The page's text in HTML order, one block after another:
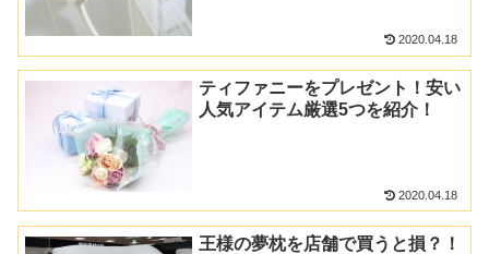
2020.04.18
ティファニーをプレゼント！安い
人気アイテム厳選5つを紹介！
2020.04.18
王様の夢枕を店舗で買うと損？！